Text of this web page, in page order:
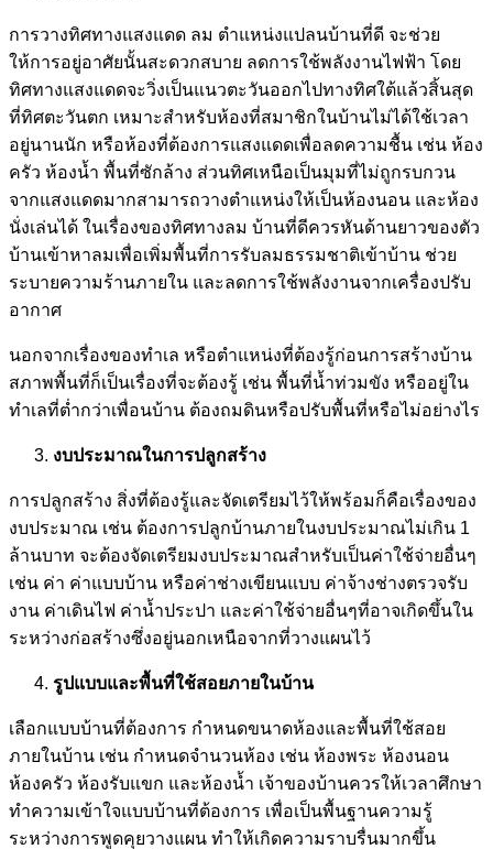
การวางทิศทางแสงแดด ลม ตำแหน่งแปลนบ้านที่ดี จะช่วย
ให้การอยู่อาศัยนั้นสะดวกสบาย ลดการใช้พลังงานไฟฟ้า โดย
ทิศทางแสงแดดจะวิ่งเป็นแนวตะวันออกไปทางทิศใต้แล้วสิ้นสุด
ที่ทิศตะวันตก เหมาะสำหรับห้องที่สมาชิกในบ้านไม่ได้ใช้เวลา
อยู่นานนัก หรือห้องที่ต้องการแสงแดดเพื่อลดความชื้น เช่น ห้อง
ครัว ห้องน้ำ พื้นที่ซักล้าง ส่วนทิศเหนือเป็นมุมที่ไม่ถูกรบกวน
จากแสงแดดมากสามารถวางตำแหน่งให้เป็นห้องนอน และห้อง
นั่งเล่นได้ ในเรื่องของทิศทางลม บ้านที่ดีควรหันด้านยาวของตัว
บ้านเข้าหาลมเพื่อเพิ่มพื้นที่การรับลมธรรมชาติเข้าบ้าน ช่วย
ระบายความร้านภายใน และลดการใช้พลังงานจากเครื่องปรับ
อากาศ
นอกจากเรื่องของทำเล หรือตำแหน่งที่ต้องรู้ก่อนการสร้างบ้าน
สภาพพื้นที่ก็เป็นเรื่องที่จะต้องรู้ เช่น พื้นที่น้ำท่วมขัง หรืออยู่ใน
ทำเลที่ต่ำกว่าเพื่อนบ้าน ต้องถมดินหรือปรับพื้นที่หรือไม่อย่างไร
งบประมาณในการปลูกสร้าง
การปลูกสร้าง สิ่งที่ต้องรู้และจัดเตรียมไว้ให้พร้อมก็คือเรื่องของ
งบประมาณ เช่น ต้องการปลูกบ้านภายในงบประมาณไม่เกิน 1
ล้านบาท จะต้องจัดเตรียมงบประมาณสำหรับเป็นค่าใช้จ่ายอื่นๆ
เช่น ค่า ค่าแบบบ้าน หรือค่าช่างเขียนแบบ ค่าจ้างช่างตรวจรับ
งาน ค่าเดินไฟ ค่าน้ำประปา และค่าใช้จ่ายอื่นๆที่อาจเกิดขึ้นใน
ระหว่างก่อสร้างซึ่งอยู่นอกเหนือจากที่วางแผนไว้
รูปแบบและพื้นที่ใช้สอยภายในบ้าน
เลือกแบบบ้านที่ต้องการ กำหนดขนาดห้องและพื้นที่ใช้สอย
ภายในบ้าน เช่น กำหนดจำนวนห้อง เช่น ห้องพระ ห้องนอน
ห้องครัว ห้องรับแขก และห้องน้ำ เจ้าของบ้านควรให้เวลาศึกษา
ทำความเข้าใจแบบบ้านที่ต้องการ เพื่อเป็นพื้นฐานความรู้
ระหว่างการพูดคุยวางแผน ทำให้เกิดความราบรื่นมากขึ้น